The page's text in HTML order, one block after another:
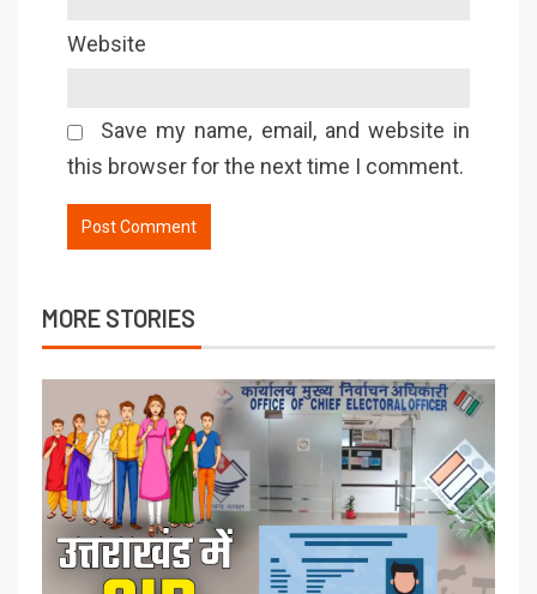
Website
Save my name, email, and website in
this browser for the next time I comment.
MORE STORIES